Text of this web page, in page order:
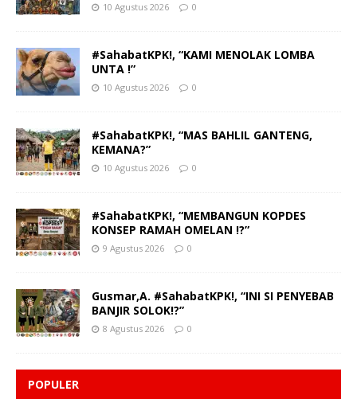
10 Agustus 2026 0
#SahabatKPK!, “KAMI MENOLAK LOMBA
UNTA !”
10 Agustus 2026 0
#SahabatKPK!, “MAS BAHLIL GANTENG,
KEMANA?”
10 Agustus 2026 0
#SahabatKPK!, “MEMBANGUN KOPDES
KONSEP RAMAH OMELAN !?”
9 Agustus 2026 0
Gusmar,A. #SahabatKPK!, “INI SI PENYEBAB
BANJIR SOLOK!?”
8 Agustus 2026 0
POPULER